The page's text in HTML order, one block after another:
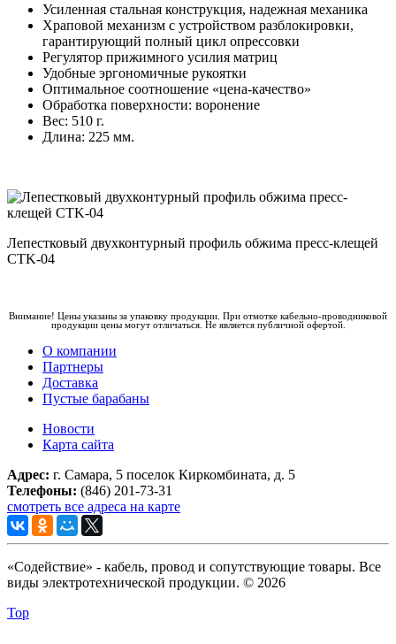
Усиленная стальная конструкция, надежная механика
Храповой механизм с устройством разблокировки,
гарантирующий полный цикл опрессовки
Регулятор прижимного усилия матриц
Удобные эргономичные рукоятки
Оптимальное соотношение «цена-качество»
Обработка поверхности: воронение
Вес: 510 г.
Длина: 225 мм.
Лепестковый двухконтурный профиль обжима пресс-клещей
CTK-04
Внимание! Цены указаны за упаковку продукции. При отмотке кабельно-проводниковой
продукции цены могут отличаться. Не является публичной офертой.
О компании
Партнеры
Доставка
Пустые барабаны
Новости
Карта сайта
Адрес: г. Самара, 5 поселок Киркомбината, д. 5
Телефоны: (846) 201-73-31
смотреть все адреса на карте
«Содействие» - кабель, провод и сопутствующие товары. Все
виды электротехнической продукции. © 2026
Top